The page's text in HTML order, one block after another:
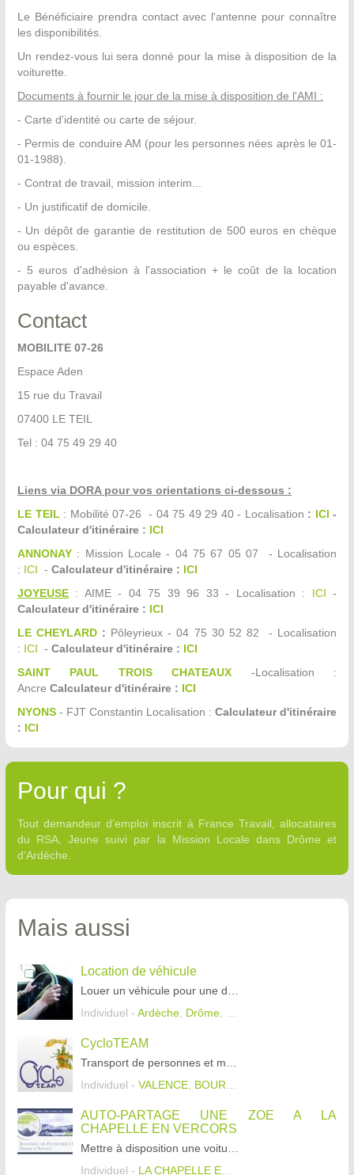
Le Bénéficiaire prendra contact avec l'antenne pour connaître
les disponibilités.
Un rendez-vous lui sera donné pour la mise à disposition de la
voiturette.
Documents à fournir le jour de la mise à disposition de l'AMI :
- Carte d'identité ou carte de séjour.
- Permis de conduire AM (pour les personnes nées après le 01-
01-1988).
- Contrat de travail, mission interim...
- Un justificatif de domicile.
- Un dépôt de garantie de restitution de 500 euros en chèque
ou espèces.
- 5 euros d'adhésion à l'association + le coût de la location
payable d'avance.
Contact
MOBILITE 07-26
Espace Aden
15 rue du Travail
07400 LE TEIL
Tel : 04 75 49 29 40
Liens via DORA pour vos orientations ci-dessous :
LE TEIL : Mobilité 07-26 - 04 75 49 29 40 - Localisation : ICI -
Calculateur d'itinéraire : ICI
ANNONAY : Mission Locale - 04 75 67 05 07 - Localisation
: ICI - Calculateur d'itinéraire : ICI
JOYEUSE : AIME - 04 75 39 96 33 - Localisation : ICI -
Calculateur d'itinéraire : ICI
LE CHEYLARD : Pôleyrieux - 04 75 30 52 82 - Localisation
: ICI - Calculateur d'itinéraire : ICI
SAINT PAUL TROIS CHATEAUX -Localisation :
Ancre Calculateur d'itinéraire : ICI
NYONS - FJT Constantin Localisation : Calculateur d'itinéraire
: ICI
Pour qui ?
Tout demandeur d’emploi inscrit à France Travail, allocataires
du RSA, Jeune suivi par la Mission Locale dans Drôme et
d'Ardèche.
Mais aussi
Location de véhicule
Individuel - Ardèche Drôme
CycloTEAM
Individuel - VALENCE BOURG LES VALENCE
AUTO-PARTAGE UNE ZOE A LA
CHAPELLE EN VERCORS
Individuel - LA CHAPELLE EN VERCORS